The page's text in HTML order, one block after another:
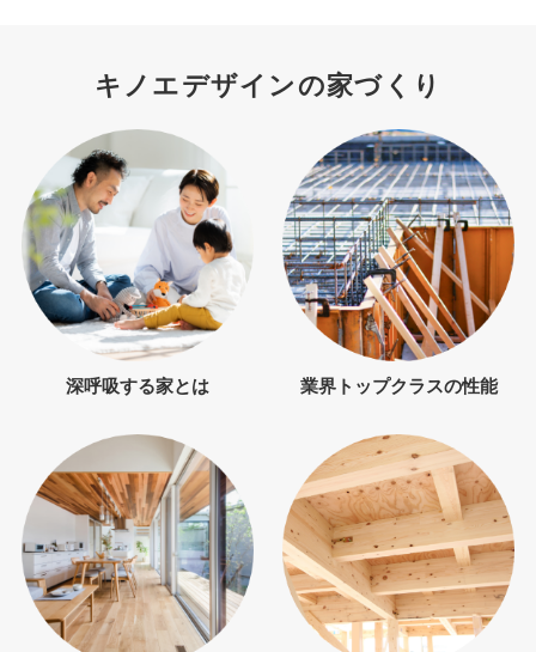
キノエデザインの家づくり
深呼吸する家とは 業界トップクラスの性能